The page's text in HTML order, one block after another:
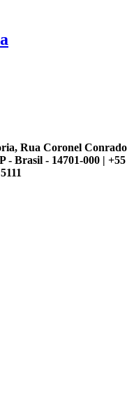
Rua Coronel Conrado
- Brasil - 14701-000 | +55